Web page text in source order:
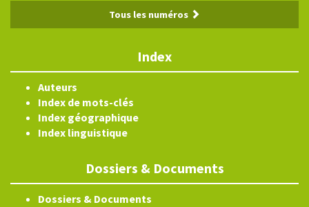
Tous les numéros
Index
Auteurs
Index de mots-clés
Index géographique
Index linguistique
Dossiers & Documents
Dossiers & Documents